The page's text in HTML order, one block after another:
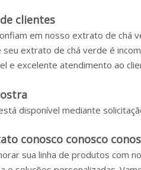
clientes
em nosso extrato de chá
seu extrato de chá verde é
e excelente atendimento ao
disponível mediante
conosco conosco
sua linha de produtos com